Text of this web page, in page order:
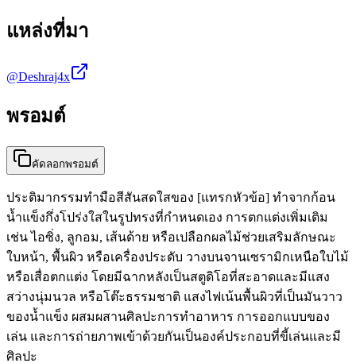
แหล่งที่มา
@Deshraj4x
พรอมต์
คัดลอกพรอมต์
ประติมากรรมทำมือสีสันสดใสของ [แทรกหัวข้อ] ทำจากก้อน
น้ำแข็งกึ่งโปร่งใสในรูปทรงที่กำหนดเอง การตกแต่งเพิ่มเติม
เช่น ไอซิ่ง, ลูกอม, เส้นด้าย หรือเปลือกผลไม้ช่วยเสริมลักษณะ
ใบหน้า, พื้นผิว หรือเครื่องประดับ วางบนจานเซรามิกเหนือใบไม้
หรือเสื่อตกแต่ง โดยมีฉากหลังเป็นสตูดิโอที่สะอาดและมีแสง
สว่างนุ่มนวล หรือโต๊ะธรรมชาติ แสงไฟเน้นพื้นผิวที่เป็นมันวาว
ของน้ำแข็ง ผสมผสานศิลปะการทำอาหาร การออกแบบของ
เล่น และการถ่ายภาพเข้าด้วยกันเป็นองค์ประกอบที่ขี้เล่นและมี
ศิลปะ